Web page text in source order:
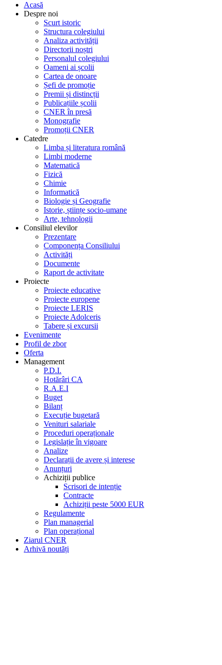
Acasă
Despre noi
Scurt istoric
Structura colegiului
Analiza activității
Directorii noștri
Personalul colegiului
Oameni ai școlii
Cartea de onoare
Șefi de promoție
Premii și distincții
Publicațiile școlii
CNER în presă
Monografie
Promoții CNER
Catedre
Limba și literatura română
Limbi moderne
Matematică
Fizică
Chimie
Informatică
Biologie și Geografie
Istorie, științe socio-umane
Arte, tehnologii
Consiliul elevilor
Prezentare
Componența Consiliului
Activități
Documente
Raport de activitate
Proiecte
Proiecte educative
Proiecte europene
Proiecte LERIS
Proiecte Adolceris
Tabere și excursii
Evenimente
Profil de zbor
Oferta
Management
P.D.I.
Hotărâri CA
R.A.E.I
Buget
Bilanț
Execuție bugetară
Venituri salariale
Proceduri operaționale
Legislație în vigoare
Analize
Declarații de avere și interese
Anunțuri
Achiziții publice
Scrisori de intenție
Contracte
Achiziții peste 5000 EUR
Regulamente
Plan managerial
Plan operațional
Ziarul CNER
Arhivă noutăți